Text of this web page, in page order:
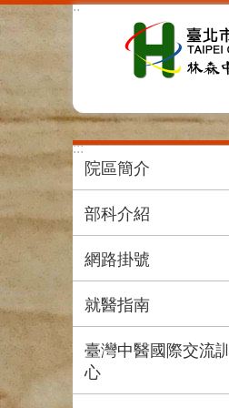
跳到主要內容區塊
:::
:::
院區簡介
部科介紹
網路掛號
就醫指南
臺灣中醫國際交流
心